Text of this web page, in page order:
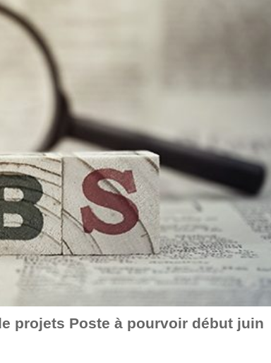
projets Poste à pourvoir début juin